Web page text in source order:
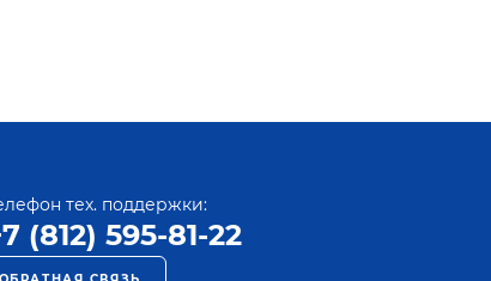
тех. поддержки:
(812) 595-81-22